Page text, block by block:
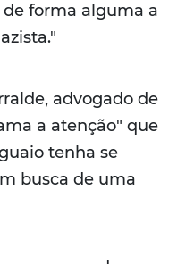
forma alguma a
advogado de
a atenção" que
tenha se
busca de uma